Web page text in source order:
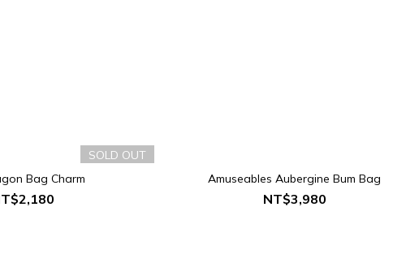
SOLD OUT
Bag Charm
Amuseables Aubergine Bum Bag
NT$3,980